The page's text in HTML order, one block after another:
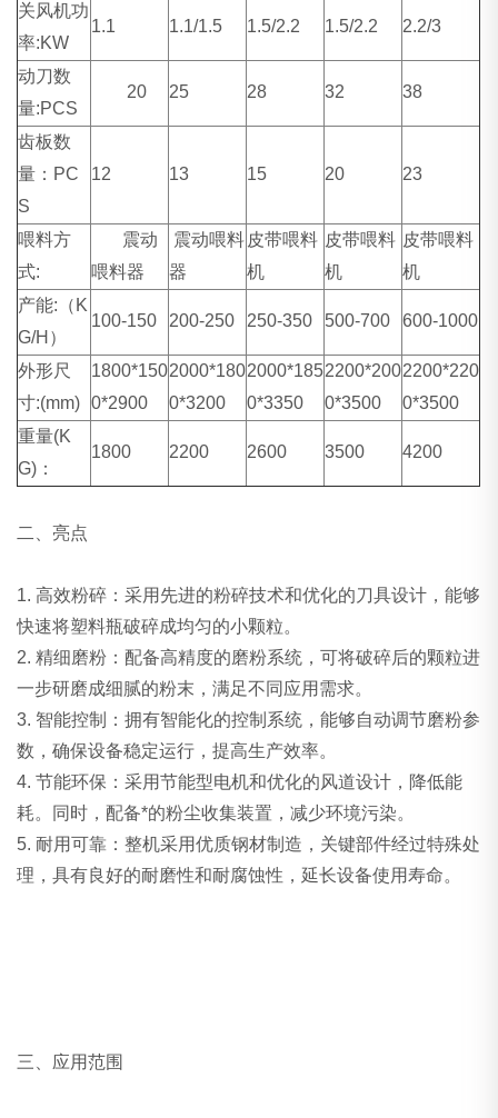
关风机功
率:KW
1.1 1.1/1.5 1.5/2.2 1.5/2.2 2.2/3
动刀数
量:PCS
20 25 28 32 38
齿板数
量：PC
S
12 13 15 20 23
喂料方
式:
震动
喂料器
震动喂料
器
皮带喂料
机
皮带喂料
机
皮带喂料
机
产能:（K
G/H）
100-150 200-250 250-350 500-700 600-1000
外形尺
寸:(mm)
1800*150
0*2900
2000*180
0*3200
2000*185
0*3350
2200*200
0*3500
2200*220
0*3500
重量(K
G)：
1800 2200 2600 3500 4200
二、亮点
1. 高效粉碎：采用先进的粉碎技术和优化的刀具设计，能够
快速将塑料瓶破碎成均匀的小颗粒。
2. 精细磨粉：配备高精度的磨粉系统，可将破碎后的颗粒进
一步研磨成细腻的粉末，满足不同应用需求。
3. 智能控制：拥有智能化的控制系统，能够自动调节磨粉参
数，确保设备稳定运行，提高生产效率。
4. 节能环保：采用节能型电机和优化的风道设计，降低能
耗。同时，配备*的粉尘收集装置，减少环境污染。
5. 耐用可靠：整机采用优质钢材制造，关键部件经过特殊处
理，具有良好的耐磨性和耐腐蚀性，延长设备使用寿命。
三、 应用范围